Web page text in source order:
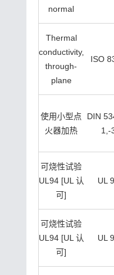
normal
Thermal
conductivity,
through-
plane
ISO
使用小型点
火器加热
DIN
1,-
可烧性试验
UL94 [UL 认
可]
UL
可烧性试验
UL94 [UL 认
可]
UL